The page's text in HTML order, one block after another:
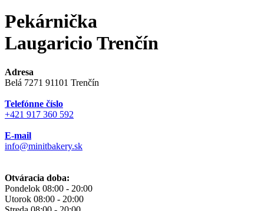
Pekárnička
Laugaricio Trenčín
Adresa
Belá 7271 91101 Trenčín
Telefónne číslo
+421 917 360 592
E-mail
info@minitbakery.sk
Otváracia doba:
Pondelok 08:00 - 20:00
Utorok 08:00 - 20:00